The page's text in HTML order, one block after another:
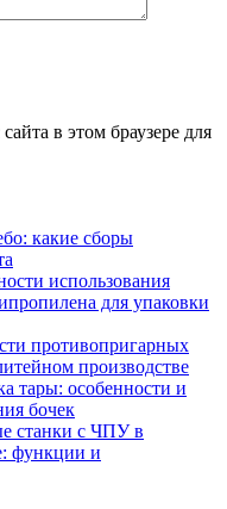
в этом браузере для
какие сборы
использования
для упаковки
противопригарных
производстве
тары: особенности и
бочек
станки с ЧПУ в
функции и